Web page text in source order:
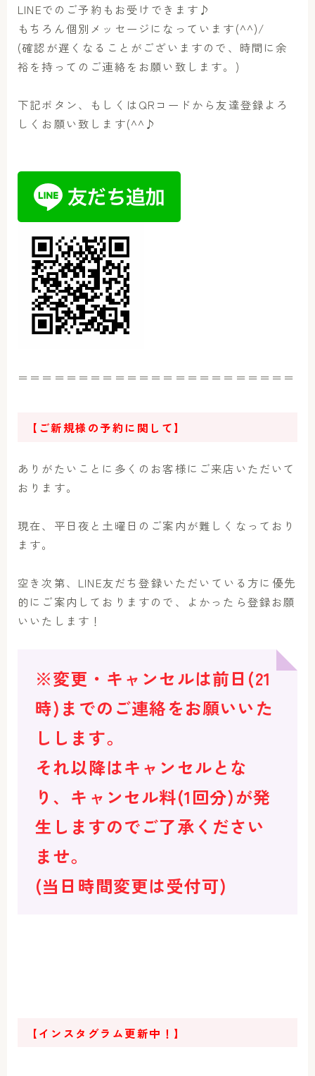
LINEでのご予約もお受けできます♪
もちろん個別メッセージになっています(^^)/
(確認が遅くなることがございますので、時間に余
裕を持ってのご連絡をお願い致します。)
下記ボタン、もしくはQRコードから友達登録よろ
しくお願い致します(^^♪
＝＝＝＝＝＝＝＝＝＝＝＝＝＝＝＝＝＝＝＝＝＝＝
【ご新規様の予約に関して】
ありがたいことに多くのお客様にご来店いただいて
おります。
現在、平日夜と土曜日のご案内が難しくなっており
ます。
空き次第、LINE友だち登録いただいている方に優先
的にご案内しておりますので、よかったら登録お願
いいたします！
※変更・キャンセルは前日(21
時)までのご連絡をお願いいた
しします。
それ以降はキャンセルとな
り、キャンセル料(1回分)が発
生しますのでご了承ください
ませ。
(当日時間変更は受付可)
【インスタグラム更新中！】